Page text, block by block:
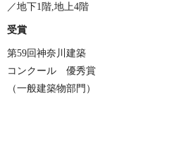
／地下1階,地上4階
受賞
第59回神奈川建築
コンクール 優秀賞
（一般建築物部門）